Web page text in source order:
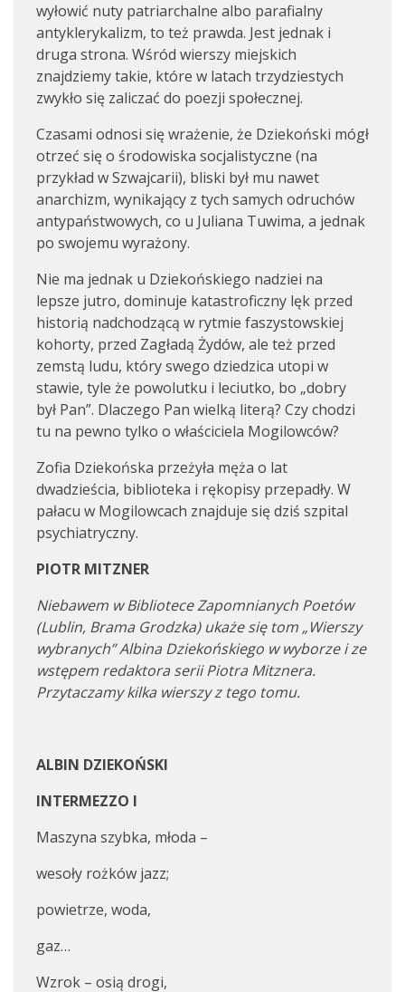
wyłowić nuty patriarchalne albo parafialny
antyklerykalizm, to też prawda. Jest jednak i
druga strona. Wśród wierszy miejskich
znajdziemy takie, które w latach trzydziestych
zwykło się zaliczać do poezji społecznej.
Czasami odnosi się wrażenie, że Dziekoński mógł
otrzeć się o środowiska socjalistyczne (na
przykład w Szwajcarii), bliski był mu nawet
anarchizm, wynikający z tych samych odruchów
antypaństwowych, co u Juliana Tuwima, a jednak
po swojemu wyrażony.
Nie ma jednak u Dziekońskiego nadziei na
lepsze jutro, dominuje katastroficzny lęk przed
historią nadchodzącą w rytmie faszystowskiej
kohorty, przed Zagładą Żydów, ale też przed
zemstą ludu, który swego dziedzica utopi w
stawie, tyle że powolutku i leciutko, bo „dobry
był Pan”. Dlaczego Pan wielką literą? Czy chodzi
tu na pewno tylko o właściciela Mogilowców?
Zofia Dziekońska przeżyła męża o lat
dwadzieścia, biblioteka i rękopisy przepadły. W
pałacu w Mogilowcach znajduje się dziś szpital
psychiatryczny.
PIOTR MITZNER
Niebawem w Bibliotece Zapomnianych Poetów
(Lublin, Brama Grodzka) ukaże się tom „Wierszy
wybranych” Albina Dziekońskiego w wyborze i ze
wstępem redaktora serii Piotra Mitznera.
Przytaczamy kilka wierszy z tego tomu.
ALBIN DZIEKOŃSKI
INTERMEZZO I
Maszyna szybka, młoda –
wesoły rożków jazz;
powietrze, woda,
gaz…
Wzrok – osią drogi,